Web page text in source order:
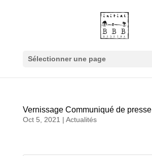
Sélectionner une page
Vernissage Communiqué de presse
Oct 5, 2021 | Actualités